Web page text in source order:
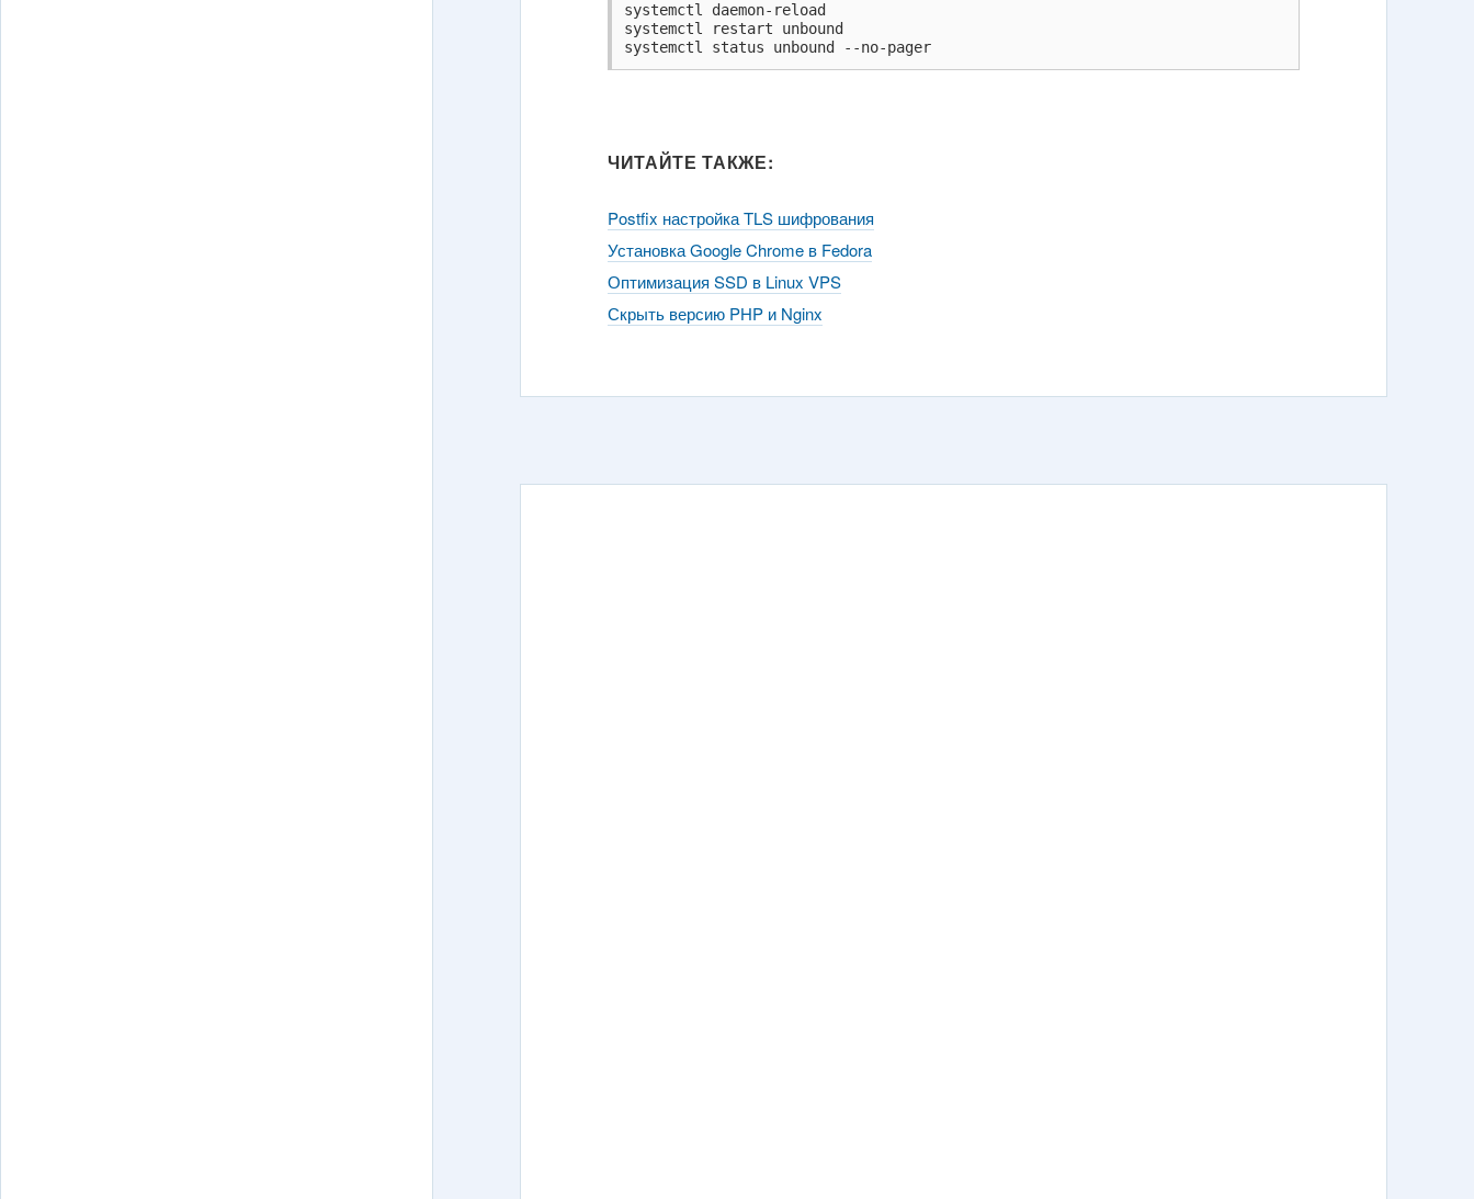
systemctl daemon-reload
systemctl restart unbound
systemctl status unbound --no-pager
ЧИТАЙТЕ ТАКЖЕ:
Postfix настройка TLS шифрования
Установка Google Chrome в Fedora
Оптимизация SSD в Linux VPS
Скрыть версию PHP и Nginx